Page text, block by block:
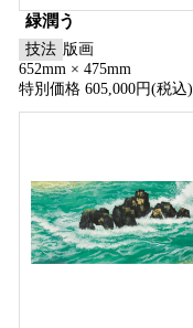
緑潤う
技法 版画
652mm × 475mm
特別価格 605,000円(税込)